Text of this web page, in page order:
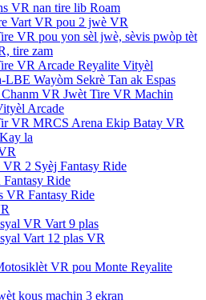
VR nan tire lib Roam
Vart VR pou 2 jwè VR
VR pou yon sèl jwè, sèvis pwòp tèt
tire zam
VR Arcade Reyalite Vityèl
LBE Wayòm Sekrè Tan ak Espas
VR Jwèt Tire VR Machin
Arcade
VR MRCS Arena Ekip Batay VR
la
2 Syèj Fantasy Ride
Ride
VR Fantasy Ride
VR Vart 9 plas
Vart 12 plas VR
VR pou Monte Reyalite
kous machin 3 ekran